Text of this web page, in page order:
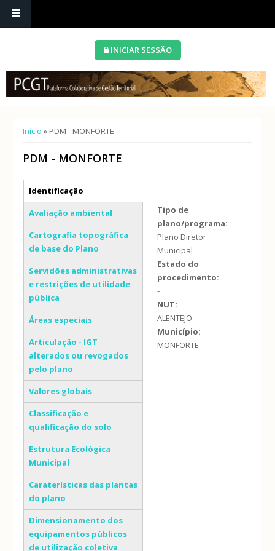
INICIAR SESSÃO
Está aqui
Início » PDM - MONFORTE
PDM - MONFORTE
Separadores verticais
Identificação
(separador ativo)
Avaliação ambiental
Cartografia topográfica
de base do Plano
Servidões administrativas
e restrições de utilidade
pública
Áreas especiais
Articulação - IGT
alterados ou revogados
pelo plano
Valores globais
Classificação e
qualificação do solo
Estrutura Ecológica
Municipal
Caraterísticas das plantas
do plano
Dimensionamento dos
equipamentos públicos
de utilização coletiva
Tipo de
plano/programa:
Plano Diretor
Municipal
Estado do
procedimento:
-
NUT:
ALENTEJO
Município:
MONFORTE